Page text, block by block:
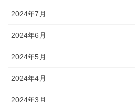
2024年7月
2024年6月
2024年5月
2024年4月
2024年3月